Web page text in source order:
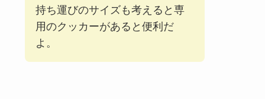
持ち運びのサイズも考えると専
用のクッカーがあると便利だ
よ。